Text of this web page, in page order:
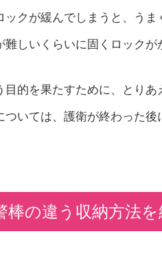
ックが緩んでしまうと、うま
難しいくらいに固くロック
目的を果たすために、とりあ
ついては、護衛が終わった後
棒の違う収納方法を